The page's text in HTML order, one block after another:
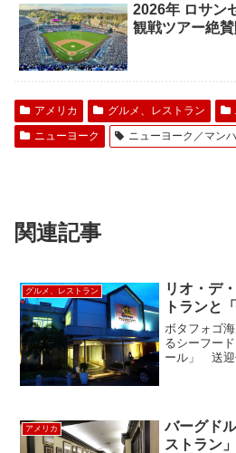
2026年 ロサン
観戦ツアー絶賛
アメリカ グルメ、レストラン
ニューヨーク
ニューヨーク／マン
関連記事
グルメ、レストラン
リオ・デ
トランと
ボタフォゴ
るシーフー
ール」 送迎
アメリカ
バーグド
ストラン